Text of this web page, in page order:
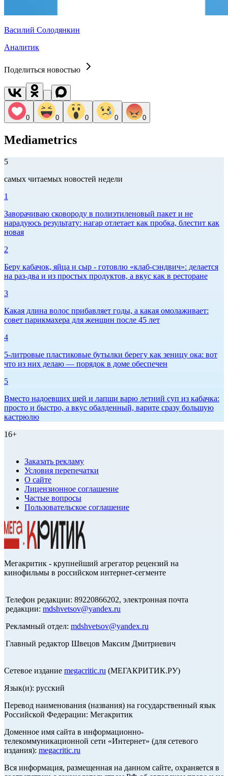
Василий Солодянкин
Аналитик
Поделиться новостью
0 0 0 0 0
Mediametrics
5
самых читаемых новостей недели
1
Заворачиваю сковороду в полиэтиленовый пакет и не
нарадуюсь результату: нагар отлетает как пробка, блестит как
новая
2
Беру кабачок, яйца и сыр - готовлю «клаб-сэндвич»: делается
на раз-два и из простых продуктов, а вкус как в ресторане
3
Какая длина волос прибавляет годы, а какая омолаживает:
совет парикмахера для женщин после 45 лет
4
5-литровые пластиковые бутылки берегу как зеницу ока: вот
что из них делаю — порядок в доме обеспечен
5
Вместо надоевших щей и лапши варю летний суп из кабачка:
просто и быстро, а вкус обалденный, варите сразу большую
кастрюлю
16+
Заказать рекламу
Условия перепечатки
О сайте
Лицензионное соглашение
Частые вопросы
Пользовательское соглашение
Мегакритик - крупнейший агрегатор рецензий на
кинофильмы в российском интернет-сегменте
Телефон редакции: 89220866202, электронная почта
редакции: mdshvetsov@yandex.ru
Рекламный отдел: mdshvetsov@yandex.ru
Главный редактор Швецов Максим Дмитриевич
Сетевое издание megacritic.ru (МЕГАКРИТИК.РУ)
Язык(и): русский
Перевод наименования (названия) на государственный язык
Российской Федерации: Мегакритик
Доменное имя сайта в информационно-
телекоммуникационной сети «Интернет» (для сетевого
издания): megacritic.ru
Вся информация, размещенная на данном сайте, охраняется в